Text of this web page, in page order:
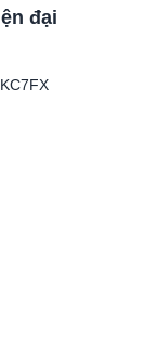
đại
KC7FX